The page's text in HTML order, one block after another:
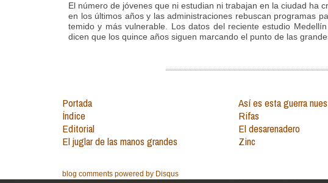
El número de jóvenes que ni estudian ni trabajan en la ciudad ha
en los últimos años y las administraciones rebuscan programas
temido y más vulnerable. Los datos del reciente estudio
dicen que los quince años siguen marcando el punto de las
Portada
Índice
Editorial
El juglar de las manos grandes
Así es esta guerra
Rifas
El desarenadero
Zinc
blog comments powered by Disqus